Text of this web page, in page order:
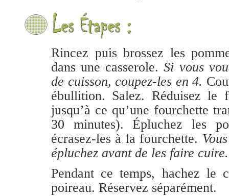
Rincez puis brossez les
dans une casserole.Si vous
de cuisson, coupez-les en 4.
ébullition. Salez. Réduisez le
jusqu’à ce qu’une fourchette
30 minutes). Épluchez les
écrasez-les à la fourchette.
épluchez avant de les faire cuire.
Pendant ce temps, hachez le
poireau. Réservez séparément.